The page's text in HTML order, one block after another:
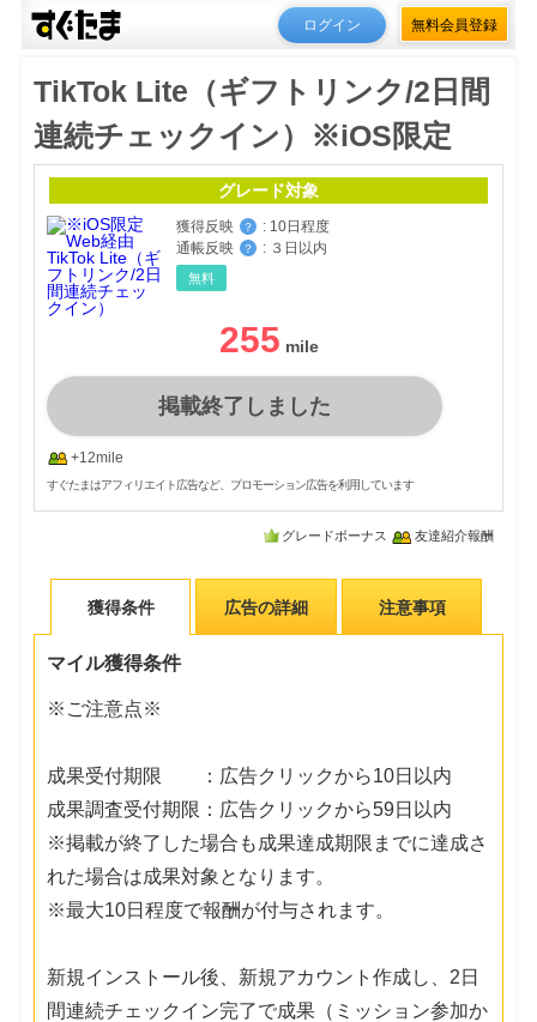
ログイン 無料会員登録
TikTok Lite（ギフトリンク/2日間
連続チェックイン）※iOS限定
グレード対象
獲得反映 ？ : 10日程度
通帳反映
？ : ３日以内
無料
255
掲載終了しました
+12mile
すぐたまはアフィリエイト広告など、プロモーション広告を利用しています
グレードボーナス 友達紹介報酬
獲得条件 広告の詳細 注意事項
マイル獲得条件
※ご注意点※
成果受付期限 ：広告クリックから10日以内
成果調査受付期限：広告クリックから59日以内
※掲載が終了した場合も成果達成期限までに達成さ
れた場合は成果対象となります。
※最大10日程度で報酬が付与されます。
新規インストール後、新規アカウント作成し、2日
間連続チェックイン完了で成果（ミッション参加か